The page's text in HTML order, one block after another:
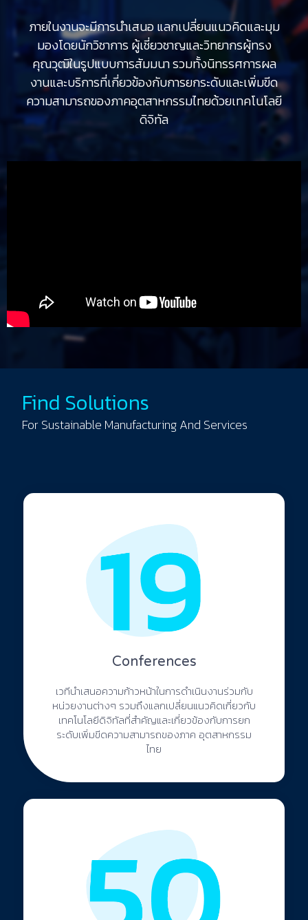
ภายในงานจะมีการนำเสนอ แลกเปลี่ยนแนวคิดและมุม
มองโดยนักวิชาการ ผู้เชี่ยวชาญและวิทยากรผู้ทรง
คุณวุฒิในรูปแบบการสัมมนา รวมทั้งนิทรรศการผล
งานและบริการที่เกี่ยวข้องกับการยกระดับและเพิ่มขีด
ความสามารถของภาคอุตสาหกรรมไทยด้วยเทคโนโลยี
ดิจิทัล
Find Solutions
For Sustainable Manufacturing And Services
Conferences
เวทีนำเสนอความก้าวหน้าในการดำเนินงานร่วมกับ
หน่วยงานต่างๆ รวมถึงแลกเปลี่ยนแนวคิดเกี่ยวกับ
เทคโนโลยีดิจิทัลที่สำคัญและเกี่ยวข้องกับการยก
ระดับเพิ่มขีดความสามารถของภาค อุตสาหกรรม
ไทย